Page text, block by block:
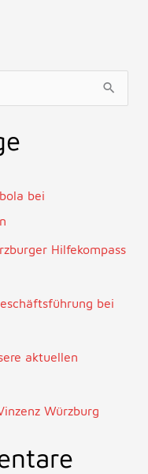
bei
Hilfekompass
bei
aktuellen
Würzburg